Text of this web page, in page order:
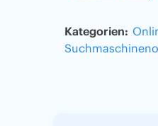
Kategorien: